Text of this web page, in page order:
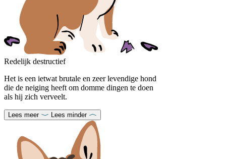
Redelijk destructief
Het is een ietwat brutale en zeer levendige hond
die de neiging heeft om domme dingen te doen
als hij zich verveelt.
Lees meer Lees minder